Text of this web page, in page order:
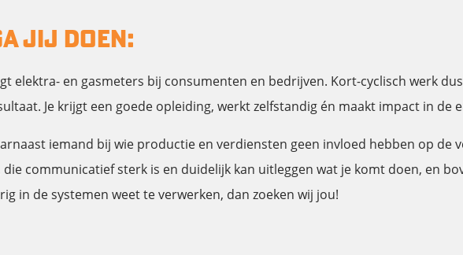
JIJ DOEN:
elektra- en gasmeters bij consumenten en bedrijven. Kort-cyclisch werk
Je krijgt een goede opleiding, werkt zelfstandig én maakt impact in de
iemand bij wie productie en verdiensten geen invloed hebben op de
die communicatief sterk is en duidelijk kan uitleggen wat je komt doen, en
in de systemen weet te verwerken, dan zoeken wij jou!